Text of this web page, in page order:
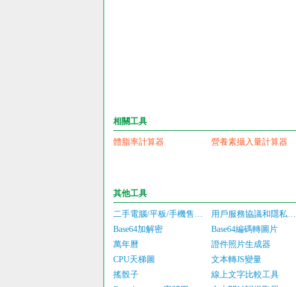
相關工具
體脂率計算器 營養素攝入量計算器
其他工具
二手電腦/平板/手機售價估算 用戶服務協議和隱私政策
Base64加解密
Base64編碼轉圖片
萬年曆
證件照片生成器
CPU天梯圖
文本轉JS變量
搖骰子
線上文字比較工具